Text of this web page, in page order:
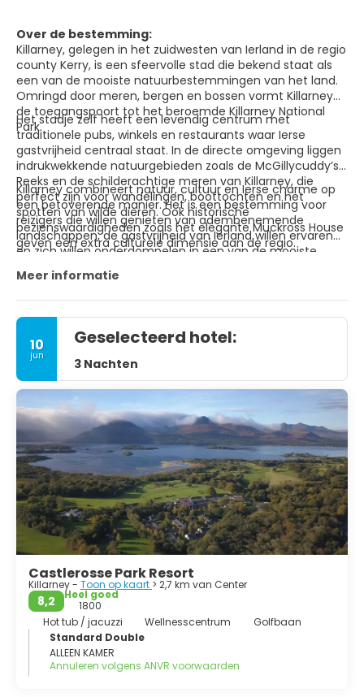
Over de bestemming:
Killarney, gelegen in het zuidwesten van Ierland in de regio
county Kerry, is een sfeervolle stad die bekend staat als
een van de mooiste natuurbestemmingen van het land.
Omringd door meren, bergen en bossen vormt Killarney
de toegangspoort tot het beroemde Killarney National
Park.
Het stadje zelf heeft een levendig centrum met
traditionele pubs, winkels en restaurants waar Ierse
gastvrijheid centraal staat. In de directe omgeving liggen
indrukwekkende natuurgebieden zoals de McGillycuddy’s
Reeks en de schilderachtige meren van Killarney, die
perfect zijn voor wandelingen, boottochten en het
spotten van wilde dieren. Ook historische
bezienswaardigheden zoals het elegante Muckross House
geven een extra culturele dimensie aan de regio.
Killarney combineert natuur, cultuur en Ierse charme op
een betoverende manier. Het is een bestemming voor
reizigers die willen genieten van adembenemende
landschappen, de gastvrijheid van Ierland willen ervaren
en zich willen onderdompelen in een van de mooiste
regio’s van het land.
Meer informatie
10
jun
Geselecteerd hotel:
3 Nachten
Castlerosse Park Resort
Killarney - Toon op kaart > 2,7 km van Center
8,2
Heel goed
1800
Hot tub / jacuzzi
Wellnesscentrum
Golfbaan
Standard Double
ALLEEN KAMER
Annuleren volgens ANVR voorwaarden